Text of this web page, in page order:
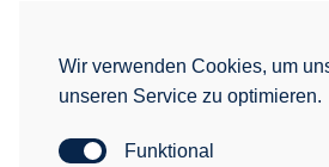
Wir verwenden Cookies, um
unseren Service zu optimieren.
Funktional